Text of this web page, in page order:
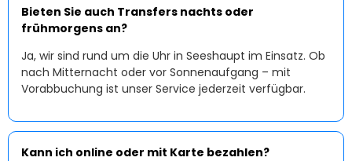
Bieten Sie auch Transfers nachts oder
frühmorgens an?
Ja, wir sind rund um die Uhr in Seeshaupt im Einsatz. Ob
nach Mitternacht oder vor Sonnenaufgang – mit
Vorabbuchung ist unser Service jederzeit verfügbar.
Kann ich online oder mit Karte bezahlen?